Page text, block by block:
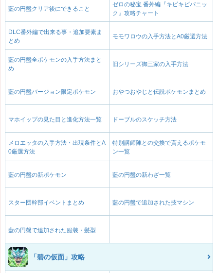
藍の円盤クリア後にできること
ゼロの秘宝 番外編『キビキビパニッ
ク』攻略チャート
DLC番外編で出来る事・追加要素ま
とめ
モモワロウの入手方法とA0厳選方法
藍の円盤全ポケモンの入手方法まと
め
旧シリーズ御三家の入手方法
藍の円盤バージョン限定ポケモン おやつおやじと伝説ポケモンまとめ
マホイップの見た目と進化方法一覧 ドーブルのスケッチ方法
メロエッタの入手方法・出現条件とA
0厳選方法
特別講師陣との交換で貰えるポケモ
ン一覧
藍の円盤の新ポケモン 藍の円盤の新わざ一覧
スター団幹部イベントまとめ 藍の円盤で追加された技マシン
藍の円盤で追加された服装・髪型
「碧の仮面」攻略